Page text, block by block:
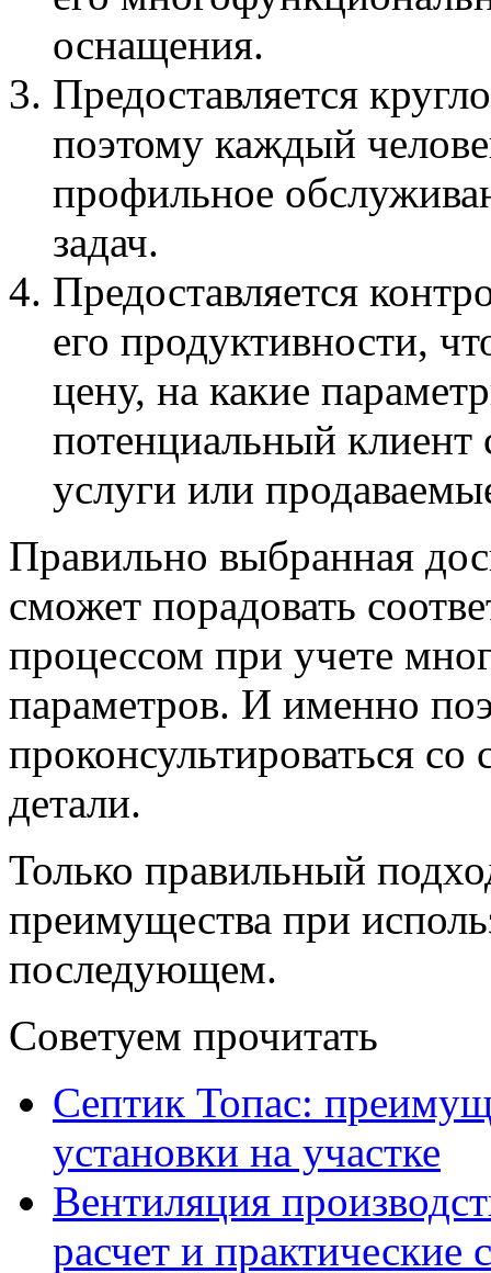
оснащения.
Предоставляется
поэтому каждый
профильное
задач.
Предоставляется
его продуктивности,
цену, на какие
потенциальный
услуги или
Правильно выбранная
сможет порадовать
процессом при учете
параметров. И именно
проконсультироваться
детали.
Только правильный
преимущества при
последующем.
Советуем прочитать
Септик Топас:
установки на участке
Вентиляция
расчет и практические